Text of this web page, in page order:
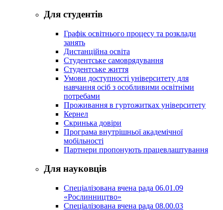
Для студентів
Графік освітнього процесу та розклади
занять
Дистанційна освіта
Студентське самоврядування
Студентське життя
Умови доступності університету для
навчання осіб з особливими освітніми
потребами
Проживання в гуртожитках університету
Кернел
Скринька довіри
Програма внутрішньої академічної
мобільності
Партнери пропонують працевлаштування
Для науковців
Спеціалізована вчена рада 06.01.09
«Рослинництво»
Спеціалізована вчена рада 08.00.03